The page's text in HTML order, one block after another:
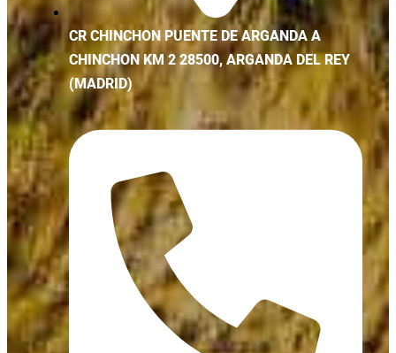
CR CHINCHON PUENTE DE ARGANDA A
CHINCHON KM 2 28500, ARGANDA DEL REY
(MADRID)